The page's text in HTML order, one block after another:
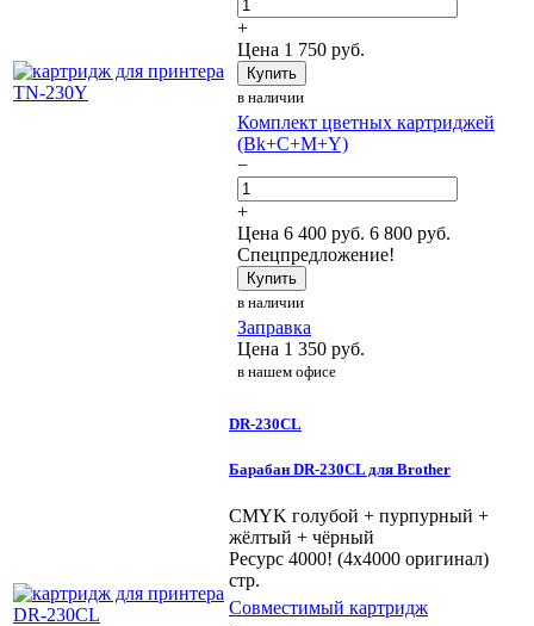
+
Цена 1 750 руб.
Купить
в наличии
Комплект цветных картриджей
(Bk+C+M+Y)
−
+
Цена 6 400 руб. 6 800 руб.
Спецпредложение!
Купить
в наличии
Заправка
Цена 1 350 руб.
в нашем офисе
DR-230CL
Барабан DR-230CL для Brother
CMYK голубой + пурпурный +
жёлтый + чёрный
Ресурс 4000! (4x4000 оригинал)
стр.
Совместимый картридж